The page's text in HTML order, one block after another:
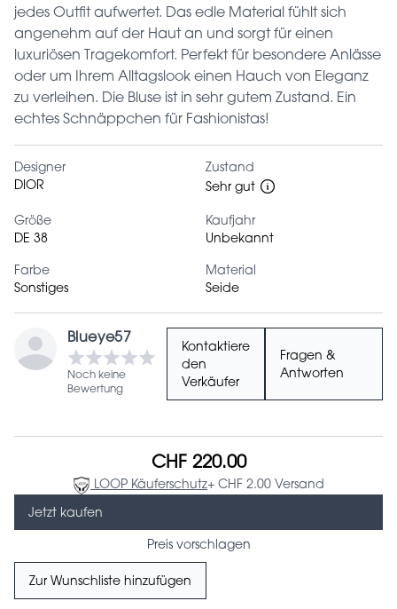
jedes Outfit aufwertet. Das edle Material fühlt sich
angenehm auf der Haut an und sorgt für einen
luxuriösen Tragekomfort. Perfekt für besondere Anlässe
oder um Ihrem Alltagslook einen Hauch von Eleganz
zu verleihen. Die Bluse ist in sehr gutem Zustand. Ein
echtes Schnäppchen für Fashionistas!
Designer
DIOR
Zustand
Sehr gut
Größe
DE 38
Kaufjahr
Unbekannt
Farbe
Sonstiges
Material
Seide
Blueye57
Noch keine
Bewertung
Kontaktiere
den
Verkäufer
Fragen &
Antworten
CHF 220.00
LOOP Käuferschutz+ CHF 2.00 Versand
Jetzt kaufen
Preis vorschlagen
Zur Wunschliste hinzufügen